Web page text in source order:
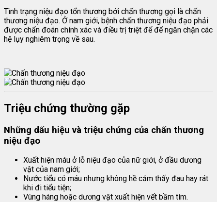
Tình trạng niệu đạo tổn thương bởi chấn thương gọi là chấn
thương niệu đạo. Ở nam giới, bệnh chấn thương niệu đạo phải
được chẩn đoán chính xác và điều trị triệt để để ngăn chặn các
hệ lụy nghiêm trọng về sau.
Triệu chứng thường gặp
Những dấu hiệu và triệu chứng của chấn thương
niệu đạo
Xuất hiện máu ở lỗ niệu đạo của nữ giới, ở đầu dương
vật của nam giới;
Nước tiểu có máu nhưng không hề cảm thấy đau hay rát
khi đi tiểu tiện;
Vùng háng hoặc dương vật xuất hiện vết bầm tím.